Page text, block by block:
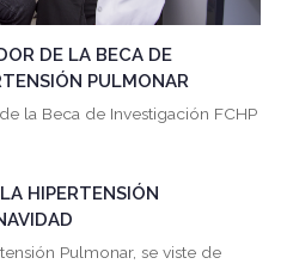
DE LA BECA DE
PULMONAR
la Beca de Investigación FCHP
HIPERTENSIÓN
Pulmonar, se viste de